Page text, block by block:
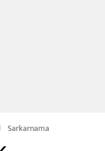
Sarkarnama